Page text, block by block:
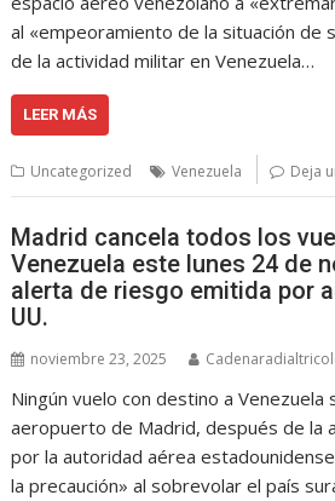
al «empeoramiento de la situación de
de la actividad militar en Venezuela…
LEER MÁS
Uncategorized Venezuela Deja
Madrid cancela todos los
Venezuela este lunes 24 de
alerta de riesgo emitida por
UU.
noviembre 23, 2025
Ningún vuelo con destino a Venezuela
aeropuerto de Madrid, después de la
por la autoridad aérea
la precaución» al sobrevolar el país